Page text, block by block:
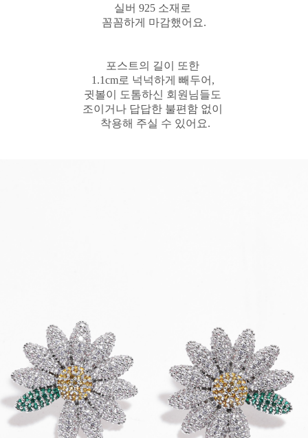
실버 925 소재로
꼼꼼하게 마감했어요.
포스트의 길이 또한
1.1cm로 넉넉하게 빼두어,
귓볼이 도톰하신 회원님들도
조이거나 답답한 불편함 없이
착용해 주실 수 있어요.